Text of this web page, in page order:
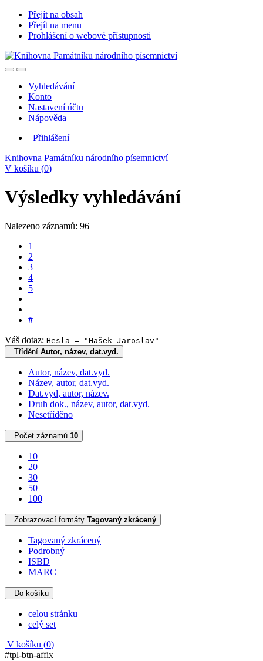
Přejít na obsah
Přejít na menu
Prohlášení o webové přístupnosti
Vyhledávání
Konto
Nastavení účtu
Nápověda
Přihlášení
Knihovna Památníku národního písemnictví
V košíku (0)
Výsledky vyhledávání
Nalezeno záznamů: 96
1
2
3
4
5
#
Váš dotaz: Hesla = "Hašek Jaroslav"
Třídění Autor, název, dat.vyd.
Autor, název, dat.vyd.
Název, autor, dat.vyd.
Dat.vyd, autor, název.
Druh dok., název, autor, dat.vyd.
Nesetříděno
Počet záznamů 10
10
20
30
50
100
Zobrazovací formáty Tagovaný zkrácený
Tagovaný zkrácený
Podrobný
ISBD
MARC
Do košíku
celou stránku
celý set
V košíku (0)
#tpl-btn-affix